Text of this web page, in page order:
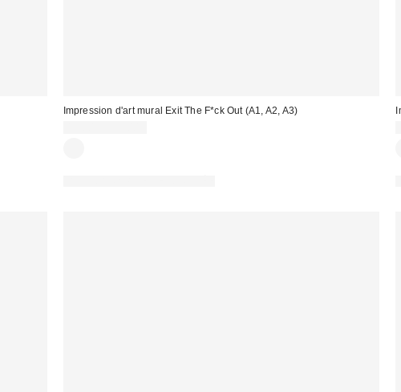
Impression d'art mural Exit The F*ck Out (A1, A2, A3)